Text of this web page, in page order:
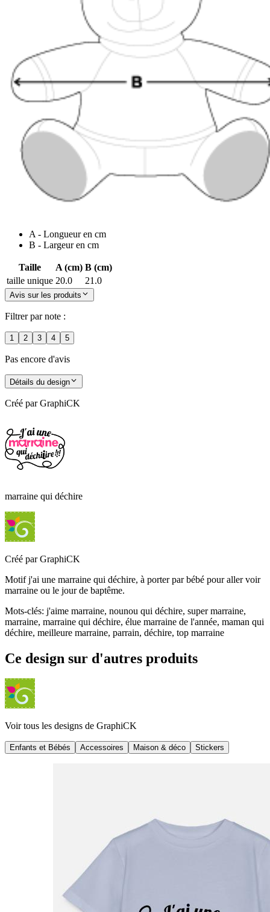
A - Longueur en cm
B - Largeur en cm
Taille A (cm) B (cm)
taille unique 20.0 21.0
Avis sur les produits
Filtrer par note :
1 2 3 4 5
Pas encore d'avis
Détails du design
Créé par GraphiCK
marraine qui déchire
Créé par GraphiCK
Motif j'ai une marraine qui déchire, à porter par bébé pour aller voir
marraine ou le jour de baptême.
Mots-clés: j'aime marraine, nounou qui déchire, super marraine,
marraine, marraine qui déchire, élue marraine de l'année, maman qui
déchire, meilleure marraine, parrain, déchire, top marraine
Ce design sur d'autres produits
Voir tous les designs de GraphiCK
Enfants et Bébés Accessoires Maison & déco Stickers